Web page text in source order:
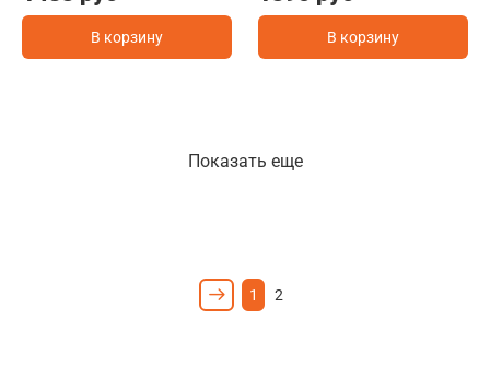
В корзину В корзину
Показать еще
1 2